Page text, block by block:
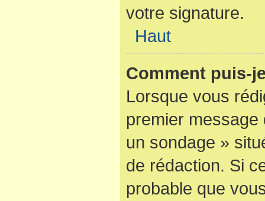
votre signature.
Haut
Comment puis-
Lorsque vous
premier message
un sondage »
de rédaction. Si
probable que